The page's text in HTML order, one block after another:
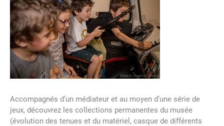
Accompagnés d’un médiateur et au moyen d’une série de
jeux, découvrez les collections permanentes du musée
(évolution des tenues et du matériel, casque de différents